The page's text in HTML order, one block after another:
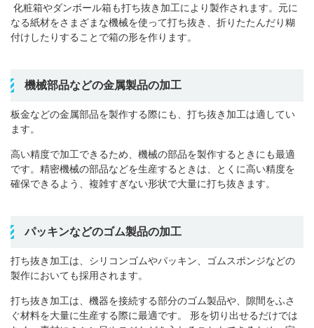
化粧箱やダンボール箱も打ち抜き加工により製作されます。元に
なる紙材をさまざまな機械を使って打ち抜き、折りたたんだり糊
付けしたりすることで箱の形を作ります。
機械部品などの金属製品の加工
板金などの金属部品を製作する際にも、打ち抜き加工は適してい
ます。
高い精度で加工できるため、機械の部品を製作するときにも最適
です。 精密機械の部品などを生産するときは、とくに高い精度を
確保できるよう、複雑すぎない形状で大量に打ち抜きます。
パッキンなどのゴム製品の加工
打ち抜き加工は、シリコンゴムやパッキン、ゴムスポンジなどの
製作においても採用されます。
打ち抜き加工は、機器を接続する部分のゴム製品や、隙間をふさ
ぐ材料を大量に生産する際に最適です。
形を切り出せるだけでは